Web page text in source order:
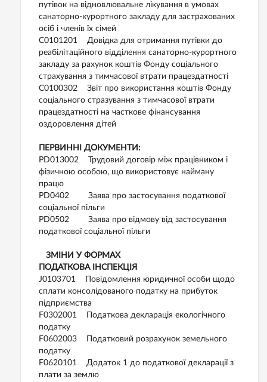
путівок на відновлювальне лікування в умовах
санаторно-курортного закладу для застрахованих
осіб і членів їх сімей
С0101201 Довідка для отримання путівки до
реабілітаційного відділення санаторно-курортного
закладу за рахунок коштів Фонду соціального
страхування з тимчасової втрати працездатності
С0100302 Звіт про використання коштів Фонду
соціального стразування з тимчасової втрати
працездатності на часткове фінансування
оздоровлення дітей
ПЕРВИННІ ДОКУМЕНТИ:
PD013002 Трудовий договір між працівником і
фізичною особою, що використовує найману
працю
PD0402 Заява про застосування податкової
соціальної пільги
PD0502 Заява про відмову від застосування
податкової соціальної пільги
ЗМІНИ У ФОРМАХ
ПОДАТКОВА ІНСПЕКЦІЯ
J0103701 Повідомлення юридичної особи щодо
сплати консолідованого податку на прибуток
підприємства
F0302001 Податкова декларація екологічного
податку
F0602003 Податковий розрахунок земельного
податку
F0620101 Додаток 1 до податкової декларації з
плати за землю